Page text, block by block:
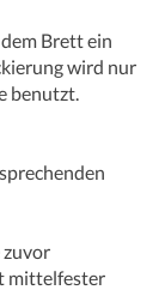
Brett ein
wird nur
benutzt.
zuvor
mittelfester